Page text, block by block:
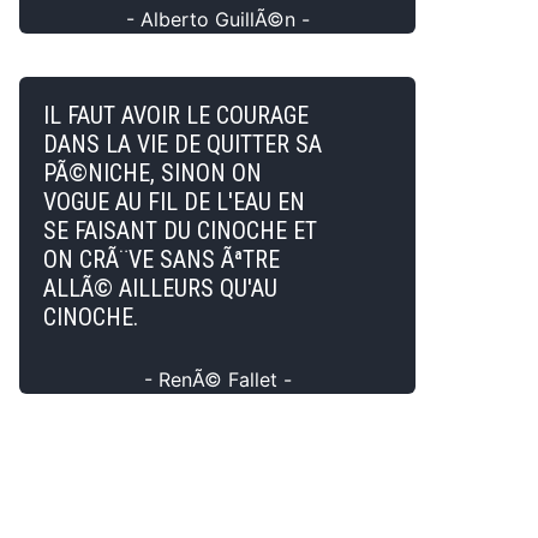
- Alberto GuillÃ©n -
IL FAUT AVOIR LE COURAGE
DANS LA VIE DE QUITTER SA
PÃ©NICHE, SINON ON
VOGUE AU FIL DE L'EAU EN
SE FAISANT DU CINOCHE ET
ON CRÃ¨VE SANS ÃªTRE
ALLÃ© AILLEURS QU'AU
CINOCHE.
- RenÃ© Fallet -